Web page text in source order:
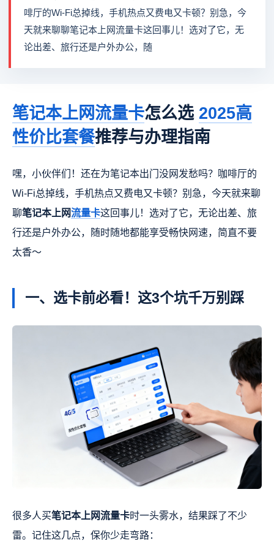
啡厅的Wi-Fi总掉线，手机热点又费电又卡顿？别急，今
天就来聊聊笔记本上网流量卡这回事儿！选对了它，无
论出差、旅行还是户外办公，随
笔记本上网流量卡怎么选 2025高
性价比套餐推荐与办理指南
嘿，小伙伴们！还在为笔记本出门没网发愁吗？咖啡厅的
Wi-Fi总掉线，手机热点又费电又卡顿？别急，今天就来聊
聊笔记本上网流量卡这回事儿！选对了它，无论出差、旅
行还是户外办公，随时随地都能享受畅快网速，简直不要
太香～
一、选卡前必看！这3个坑千万别踩
很多人买笔记本上网流量卡时一头雾水，结果踩了不少
雷。记住这几点，保你少走弯路：